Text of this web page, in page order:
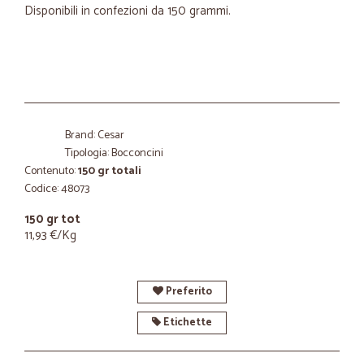
Disponibili in confezioni da 150 grammi.
Brand: Cesar
Tipologia: Bocconcini
Contenuto:150 gr totali
Codice: 48073
150 gr tot
11,93 €/Kg
Preferito
Etichette